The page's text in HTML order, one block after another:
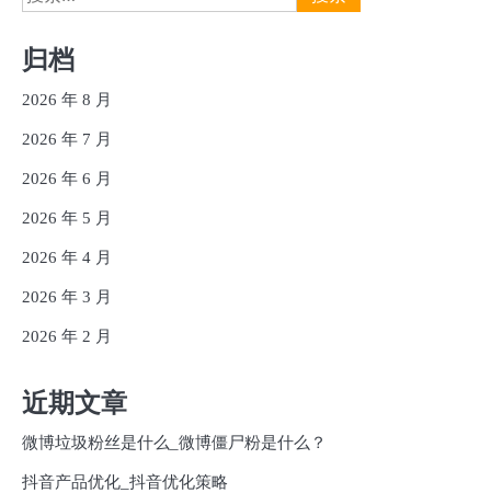
索：
归档
2026 年 8 月
2026 年 7 月
2026 年 6 月
2026 年 5 月
2026 年 4 月
2026 年 3 月
2026 年 2 月
近期文章
微博垃圾粉丝是什么_微博僵尸粉是什么？
抖音产品优化_抖音优化策略